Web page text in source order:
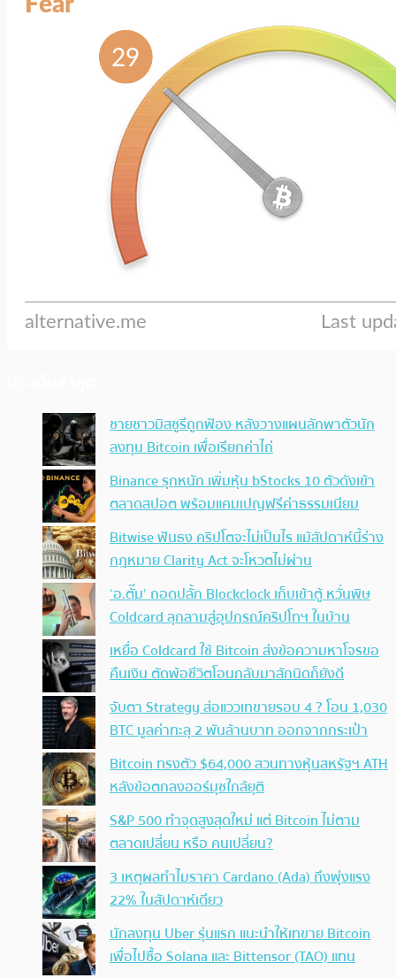
ชายชาวมิสซูรีถูกฟ้อง หลังวางแผนลักพาตัวนัก
ลงทุน Bitcoin เพื่อเรียกค่าไถ่
Binance รุกหนัก เพิ่มหุ้น bStocks 10 ตัวดังเข้า
ตลาดสปอต พร้อมแคมเปญฟรีค่าธรรมเนียม
Bitwise ฟันธง คริปโตจะไม่เป็นไร แม้สัปดาห์นี้ร่าง
กฎหมาย Clarity Act จะโหวตไม่ผ่าน
‘อ.ตั๊ม’ ถอดปลั้ก Blockclock เก็บเข้าตู้ หวั่นพิษ
Coldcard ลุกลามสู่อุปกรณ์คริปโทฯ ในบ้าน
เหยื่อ Coldcard ใช้ Bitcoin ส่งข้อความหาโจรขอ
คืนเงิน ตัดพ้อชีวิตโอนกลับมาสักนิดก็ยังดี
จับตา Strategy ส่อแววเทขายรอบ 4 ? โอน 1,030
BTC มูลค่าทะลุ 2 พันล้านบาท ออกจากกระเป๋า
Bitcoin ทรงตัว $64,000 สวนทางหุ้นสหรัฐฯ ATH
หลังข้อตกลงฮอร์มุซใกล้ยุติ
S&P 500 ทำจุดสูงสุดใหม่ แต่ Bitcoin ไม่ตาม
ตลาดเปลี่ยน หรือ คนเปลี่ยน?
3 เหตุผลทำไมราคา Cardano (Ada) ถึงพุ่งแรง
22% ในสัปดาห์เดียว
นักลงทุน Uber รุ่นแรก แนะนำให้เทขาย Bitcoin
เพื่อไปซื้อ Solana และ Bittensor (TAO) แทน